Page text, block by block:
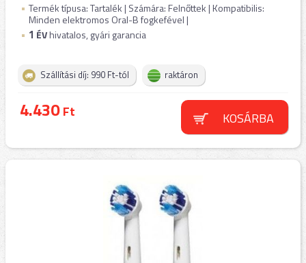
Termék típusa: Tartalék | Számára: Felnőttek | Kompatibilis:
Minden elektromos Oral-B fogkefével |
1 ÉVhivatalos, gyári garancia
Szállítási díj: 990 Ft-tól raktáron
4.430Ft KOSÁRBA